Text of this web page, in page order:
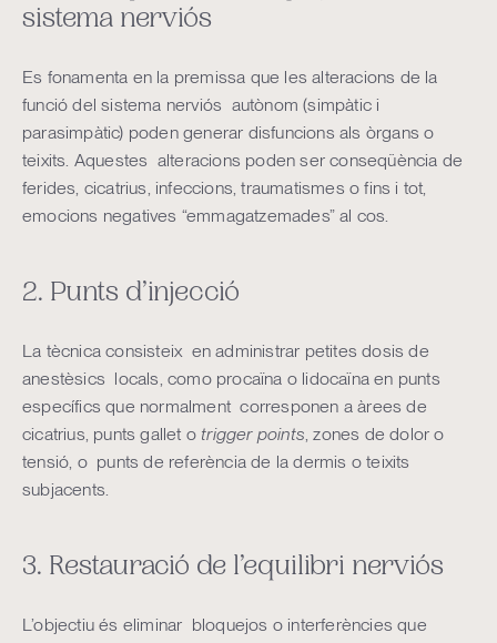
sistema nerviós
Es fonamenta en la premissa que les alteracions de la
funció del sistema nerviós autònom (simpàtic i
parasimpàtic) poden generar disfuncions als òrgans o
teixits. Aquestes alteracions poden ser conseqüència de
ferides, cicatrius, infeccions, traumatismes o fins i tot,
emocions negatives “emmagatzemades” al cos.
2. Punts d’injecció
La tècnica consisteix en administrar petites dosis de
anestèsics locals, como procaïna o lidocaïna en punts
específics que normalment corresponen a àrees de
cicatrius, punts gallet o trigger points, zones de dolor o
tensió, o punts de referència de la dermis o teixits
subjacents.
3. Restauració de l’equilibri nerviós
L’objectiu és eliminar bloquejos o interferències que